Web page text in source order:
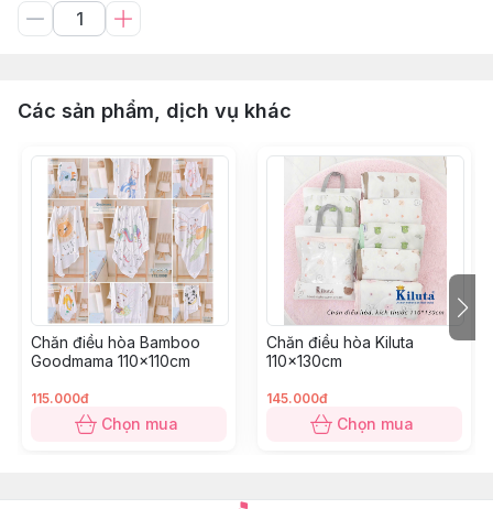
Các sản phẩm, dịch vụ khác
Chăn điều hòa Bamboo
Goodmama 110x110cm
115.000đ
Chọn mua
Chăn điều hòa Kiluta
110x130cm
145.000đ
Chọn mua